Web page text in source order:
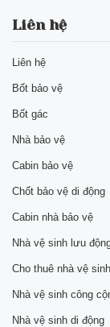
Liên hệ
Liên hệ
Bốt bảo vệ
Bốt gác
Nhà bảo vệ
Cabin bảo vệ
Chốt bảo vệ di động
Cabin nhà bảo vệ
Nhà vệ sinh lưu
Cho thuê nhà vệ sinh
Nhà vệ sinh công
Nhà vệ sinh di động